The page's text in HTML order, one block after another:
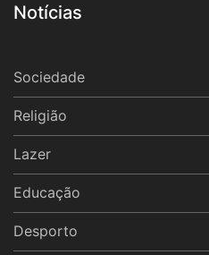
Notícias
Sociedade
Religião
Lazer
Educação
Desporto